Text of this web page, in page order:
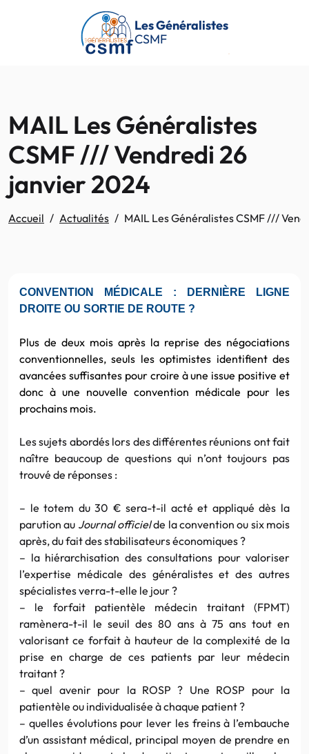
Passer au contenu principal
Les Généralistes
CSMF
MAIL Les Généralistes
CSMF /// Vendredi 26
janvier 2024
Accueil Actualités MAIL Les Généralistes CSMF ///
CONVENTION MÉDICALE : DERNIÈRE LIGNE
DROITE OU SORTIE DE ROUTE ?
Plus de deux mois après la reprise des négociations
conventionnelles, seuls les optimistes identifient des
avancées suffisantes pour croire à une issue positive et
donc à une nouvelle convention médicale pour les
prochains mois.
Les sujets abordés lors des différentes réunions ont fait
naître beaucoup de questions qui n’ont toujours pas
trouvé de réponses :
– le totem du 30 € sera-t-il acté et appliqué dès la
parution au Journal officielde la convention ou six mois
après, du fait des stabilisateurs économiques ?
– la hiérarchisation des consultations pour valoriser
l’expertise médicale des généralistes et des autres
spécialistes verra-t-elle le jour ?
– le forfait patientèle médecin traitant (FPMT)
ramènera-t-il le seuil des 80 ans à 75 ans tout en
valorisant ce forfait à hauteur de la complexité de la
prise en charge de ces patients par leur médecin
traitant ?
– quel avenir pour la ROSP ? Une ROSP pour la
patientèle ou individualisée à chaque patient ?
– quelles évolutions pour lever les freins à l’embauche
d’un assistant médical, principal moyen de prendre en